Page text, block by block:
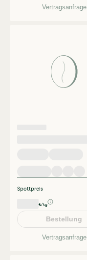
Vertragsanfrage
Spottpreis
€/kg
Bestellung
Vertragsanfrage